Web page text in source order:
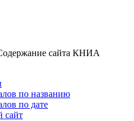
сайта КНИА
по названию
по дате
сайт